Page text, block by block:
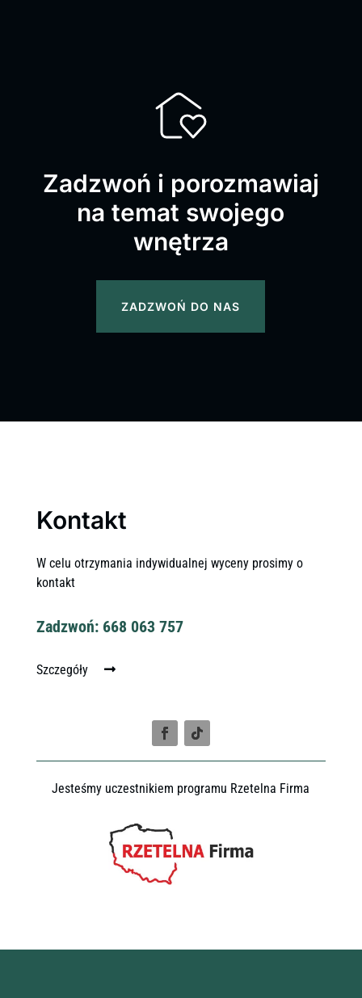
Zadzwoń i porozmawiaj
na temat swojego
wnętrza
ZADZWOŃ DO NAS
Kontakt
W celu otrzymania indywidualnej wyceny prosimy o
kontakt
Zadzwoń: 668 063 757
Szczegóły
Jesteśmy uczestnikiem programu Rzetelna Firma